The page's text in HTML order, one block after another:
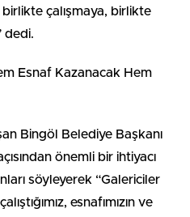
çalışmaya, birlikte
dedi.
Esnaf Kazanacak Hem
Bingöl Belediye Başkanı
önemli bir ihtiyacı
söyleyerek “Galericiler
esnafımızın ve